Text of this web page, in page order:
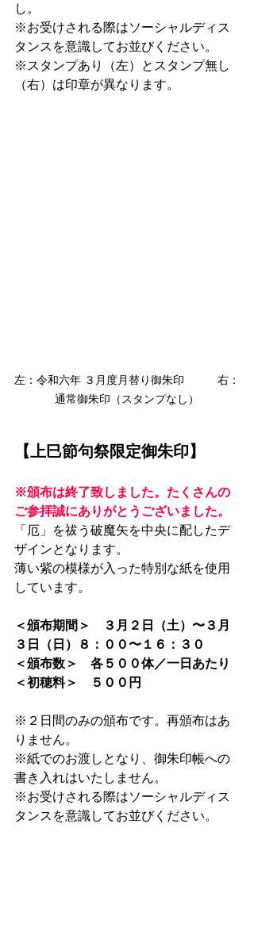
し。
※お受けされる際はソーシャルディス
タンスを意識してお並びください。
※スタンプあり（左）とスタンプ無し
（右）は印章が異なります。
左：令和六年 ３月度月替り御朱印　　　右：
通常御朱印（スタンプなし）
【上巳節句祭限定御朱印】
※頒布は終了致しました。たくさんの
ご参拝誠にありがとうございました。
「厄」を祓う破魔矢を中央に配したデ
ザインとなります。
薄い紫の模様が入った特別な紙を使用
しています。
＜頒布期間＞　３月２日（土）〜３月
３日（日）８：００〜１６：３０
＜頒布数＞　各５００体／一日あたり
＜初穂料＞　５００円
※２日間のみの頒布です。再頒布はあ
りません。
※紙でのお渡しとなり、御朱印帳への
書き入れはいたしません。
※お受けされる際はソーシャルディス
タンスを意識してお並びください。